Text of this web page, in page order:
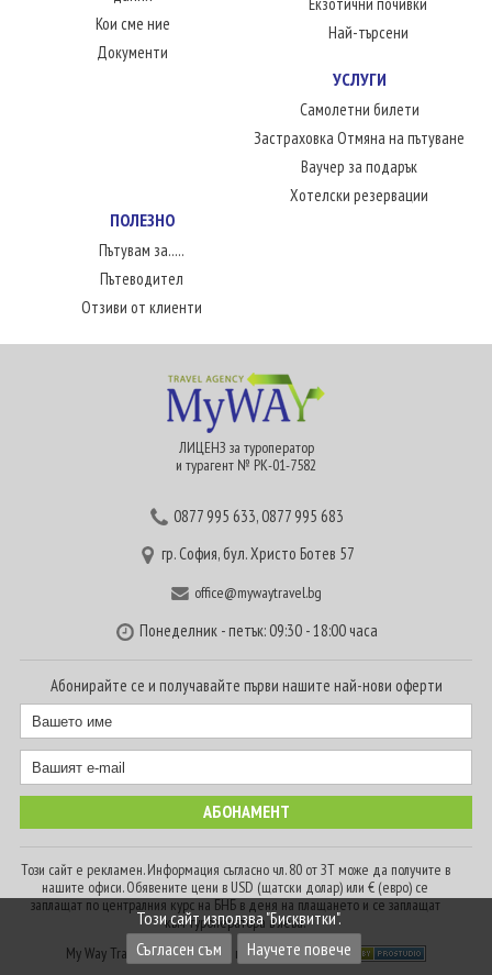
Кои сме ние
Документи
Екзотични почивки
Най-търсени
УСЛУГИ
Самолетни билети
Застраховка Отмяна на пътуване
Ваучер за подарък
Хотелски резервации
ПОЛЕЗНО
Пътувам за.....
Пътеводител
Отзиви от клиенти
ЛИЦЕНЗ за туроператор
и турагент № РК-01-7582
0877 995 633,0877 995 683
гр. София, бул. Христо Ботев 57
office@mywaytravel.bg
Понеделник - петък: 09:30 - 18:00 часа
Абонирайте се и получавайте първи нашите най-нови оферти
Този сайт е рекламен. Информация съгласно чл. 80 от ЗТ може да получите в
нашите офиси. Обявените цени в USD (щатски долар) или € (евро) се
заплащат по централния курс на БНБ в деня на плащането и се заплащат
към туроператора в лева.
My Way Travel © 2016. Всички права запазени
Този сайт използва "Бисквитки".
Съгласен съм
Научете повече